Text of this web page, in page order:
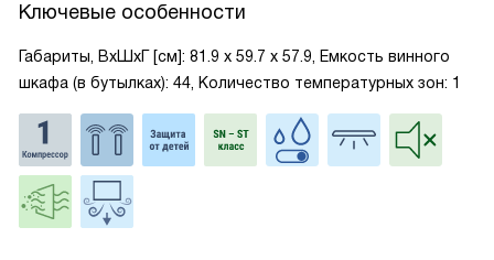
Ключевые особенности
Габариты, ВxШxГ [см]: 81.9 х 59.7 х 57.9, Емкость винного
шкафа (в бутылках): 44, Количество температурных зон: 1